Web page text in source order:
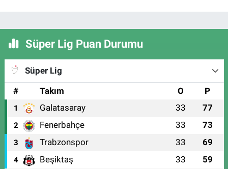
Süper Lig Puan Durumu
Süper Lig
#
Takım O P
1 Galatasaray 33 77
2 Fenerbahçe 33 73
3 Trabzonspor 33 69
4 Beşiktaş 33 59